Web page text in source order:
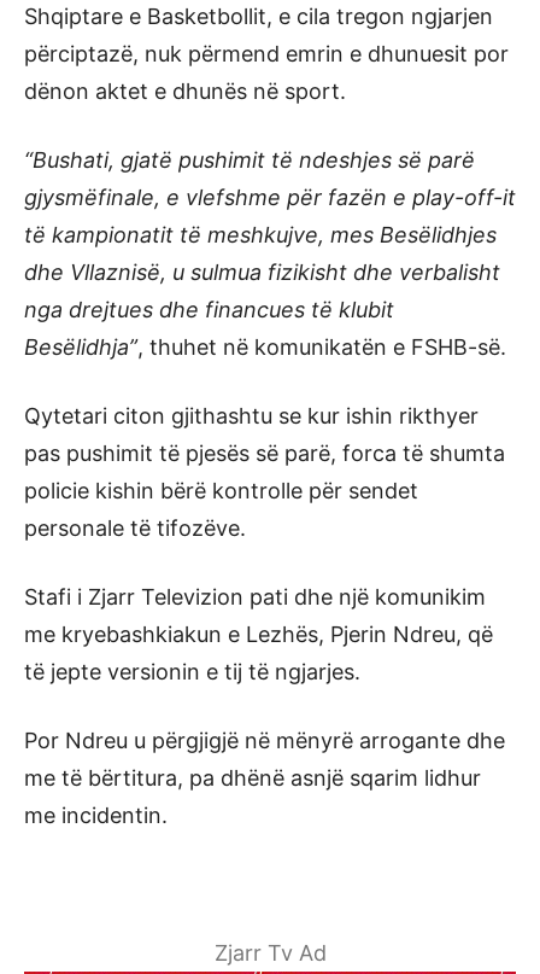
Shqiptare e Basketbollit, e cila tregon ngjarjen
përciptazë, nuk përmend emrin e dhunuesit por
dënon aktet e dhunës në sport.
“Bushati, gjatë pushimit të ndeshjes së parë
gjysmëfinale, e vlefshme për fazën e play-off-it
të kampionatit të meshkujve, mes Besëlidhjes
dhe Vllaznisë, u sulmua fizikisht dhe verbalisht
nga drejtues dhe financues të klubit
Besëlidhja”, thuhet në komunikatën e FSHB-së.
Qytetari citon gjithashtu se kur ishin rikthyer
pas pushimit të pjesës së parë, forca të shumta
policie kishin bërë kontrolle për sendet
personale të tifozëve.
Stafi i Zjarr Televizion pati dhe një komunikim
me kryebashkiakun e Lezhës, Pjerin Ndreu, që
të jepte versionin e tij të ngjarjes.
Por Ndreu u përgjigjë në mënyrë arrogante dhe
me të bërtitura, pa dhënë asnjë sqarim lidhur
me incidentin.
Zjarr Tv Ad